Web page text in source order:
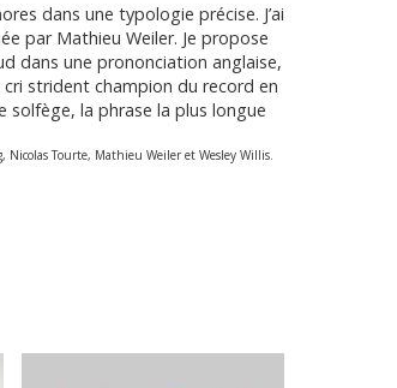
dans une typologie précise. J’ai
par Mathieu Weiler. Je propose
dans une prononciation anglaise,
strident champion du record en
la phrase la plus longue
Tourte, Mathieu Weiler et Wesley Willis.